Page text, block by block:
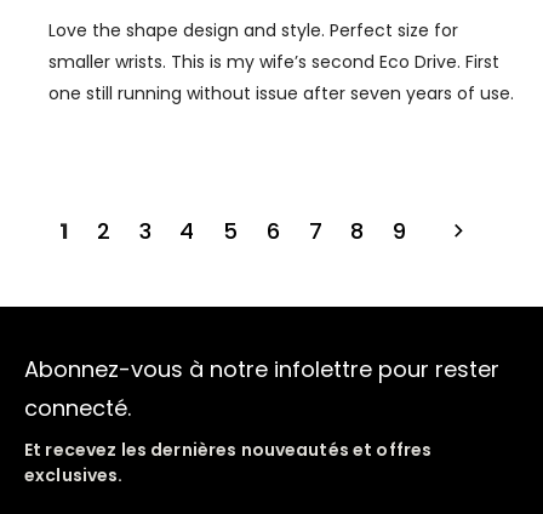
Love the shape design and style. Perfect size for
smaller wrists. This is my wife’s second Eco Drive. First
one still running without issue after seven years of use.
1 2 3 4 5 6 7 8 9
Abonnez-vous à notre infolettre pour rester
connecté.
Et recevez les dernières nouveautés et offres
exclusives.